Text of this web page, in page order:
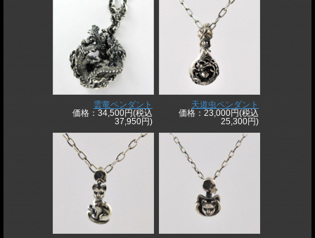
雲竜ペンダント
価格：34,500円(税込
37,950円)
天道虫ペンダント
価格：23,000円(税込
25,300円)